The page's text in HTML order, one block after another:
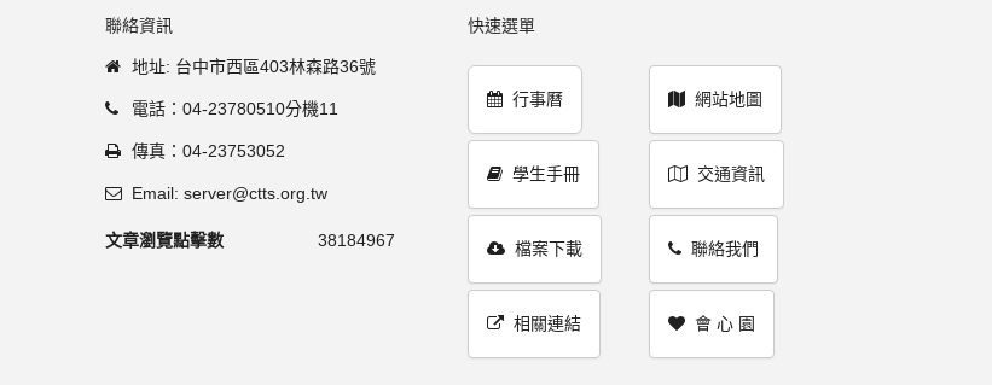
聯絡資訊
地址: 台中市西區403林森路36號
電話：04-23780510分機11
傳真：04-23753052
Email: server@ctts.org.tw
文章瀏覽點擊數 38184967
快速選單
行事曆
學生手冊
檔案下載
相關連結
網站地圖
交通資訊
聯絡我們
會 心 園